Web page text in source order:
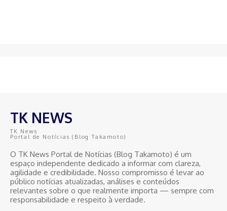
TK NEWS
TK News
Portal de Notícias (Blog Takamoto)
O TK News Portal de Notícias (Blog Takamoto) é um
espaço independente dedicado a informar com clareza,
agilidade e credibilidade. Nosso compromisso é levar ao
público notícias atualizadas, análises e conteúdos
relevantes sobre o que realmente importa — sempre com
responsabilidade e respeito à verdade.